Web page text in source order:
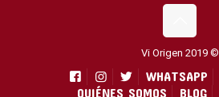
Vi Origen 2019 ©
WHATSAPP
QUIÉNES SOMOS
BLOG